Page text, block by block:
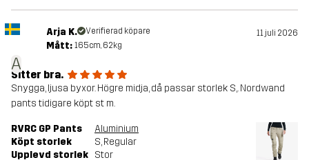
A
Arja K. Verifierad köpare 11 juli 2026
Mått: 165cm, 62kg
Sitter bra.
Snygga, ljusa byxor. Högre midja, då passar storlek S,. Nordwand
pants tidigare köpt st m.
RVRC GP Pants
Aluminium
Köpt storlek
S, Regular
Upplevd storlek Stor